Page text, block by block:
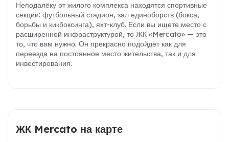
Неподалёку от жилого комплекса находятся спортивные
секции: футбольный стадион, зал единоборств (бокса,
борьбы и кикбоксинга), яхт-клуб. Если вы ищете место с
расширенной инфраструктурой, то ЖК «Mercato» — это
то, что вам нужно. Он прекрасно подойдёт как для
переезда на постоянное место жительства, так и для
инвестирования.
ЖК Mercato на карте